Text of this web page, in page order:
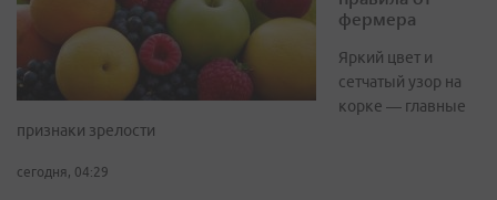
фермера
Яркий цвет и
сетчатый узор на
корке — главные
признаки зрелости
сегодня, 04:29